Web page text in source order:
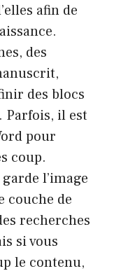
afin de
des
des blocs
Parfois, il est
pour
coup.
l’image
couche de
recherches
si vous
le contenu,